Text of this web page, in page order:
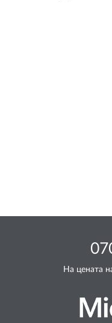
На цената